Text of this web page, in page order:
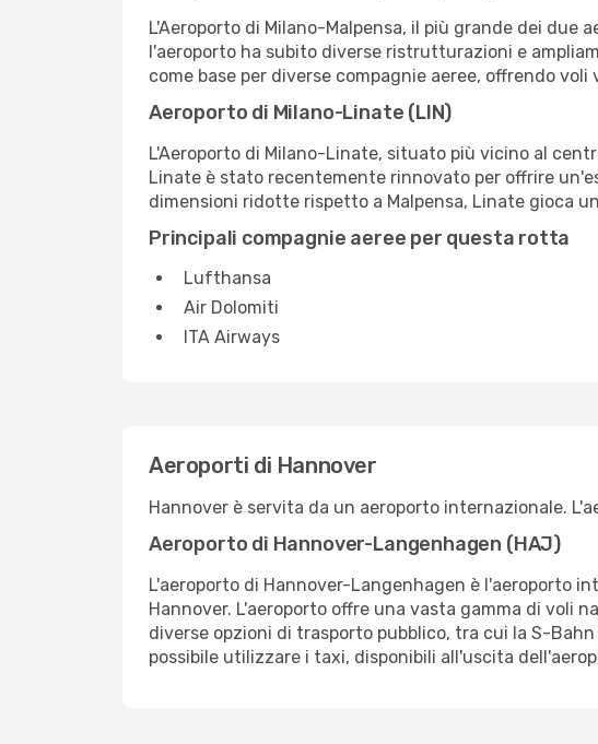
L'Aeroporto di Milano-Malpensa, il più grande dei
l'aeroporto ha subito diverse ristrutturazioni e
come base per diverse compagnie aeree, offrendo
Aeroporto di Milano-Linate (LIN)
L'Aeroporto di Milano-Linate, situato più vicino al
Linate è stato recentemente rinnovato per offrire
dimensioni ridotte rispetto a Malpensa, Linate gioca
Principali compagnie aeree per questa rotta
Lufthansa
Air Dolomiti
ITA Airways
Aeroporti di Hannover
Hannover è servita da un aeroporto internazionale.
Aeroporto di Hannover-Langenhagen (HAJ)
L'aeroporto di Hannover-Langenhagen è l'aeroporto
Hannover. L'aeroporto offre una vasta gamma di voli
diverse opzioni di trasporto pubblico, tra cui la S-
possibile utilizzare i taxi, disponibili all'uscita